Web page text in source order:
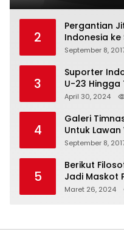
2
Pergantian
Indonesia ke
September 8,
3
Suporter
U-23 Hingga
April 30, 2024
4
Galeri
Untuk
September 8,
5
Berikut
Jadi Maskot
Maret 26, 2024